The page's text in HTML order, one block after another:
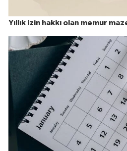
Yıllık izin hakkı olan memur